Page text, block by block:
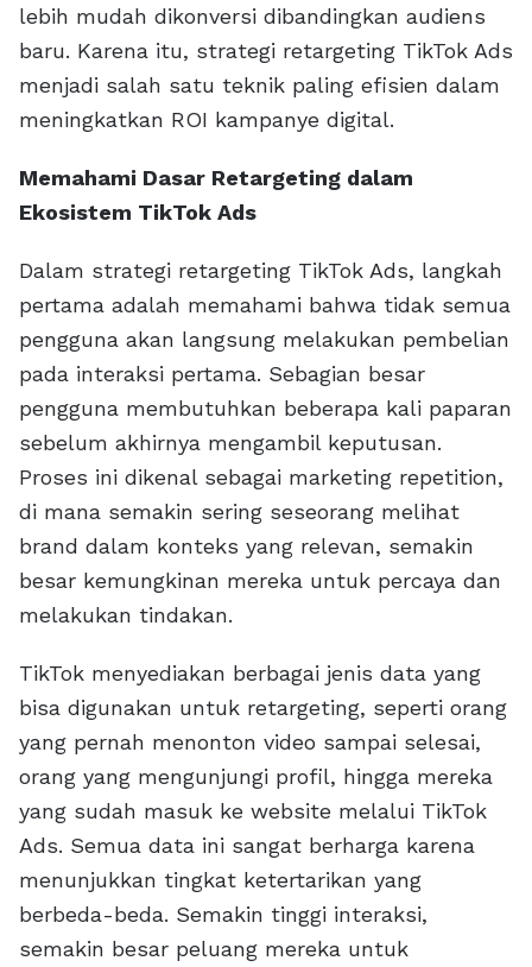
lebih mudah dikonversi dibandingkan audiens
baru. Karena itu, strategi retargeting TikTok Ads
menjadi salah satu teknik paling efisien dalam
meningkatkan ROI kampanye digital.
Memahami Dasar Retargeting dalam
Ekosistem TikTok Ads
Dalam strategi retargeting TikTok Ads, langkah
pertama adalah memahami bahwa tidak semua
pengguna akan langsung melakukan pembelian
pada interaksi pertama. Sebagian besar
pengguna membutuhkan beberapa kali paparan
sebelum akhirnya mengambil keputusan.
Proses ini dikenal sebagai marketing repetition,
di mana semakin sering seseorang melihat
brand dalam konteks yang relevan, semakin
besar kemungkinan mereka untuk percaya dan
melakukan tindakan.
TikTok menyediakan berbagai jenis data yang
bisa digunakan untuk retargeting, seperti orang
yang pernah menonton video sampai selesai,
orang yang mengunjungi profil, hingga mereka
yang sudah masuk ke website melalui TikTok
Ads. Semua data ini sangat berharga karena
menunjukkan tingkat ketertarikan yang
berbeda-beda. Semakin tinggi interaksi,
semakin besar peluang mereka untuk